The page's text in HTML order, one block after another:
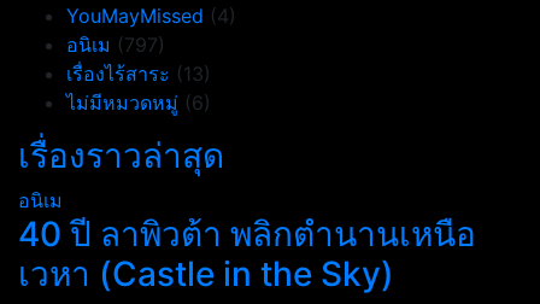
YouMayMissed (4)
อนิเม (797)
เรื่องไร้สาระ (13)
ไม่มีหมวดหมู่ (6)
เรื่องราวล่าสุด
อนิเม
40 ปี ลาพิวต้า พลิกตำนานเหนือ
เวหา (Castle in the Sky)